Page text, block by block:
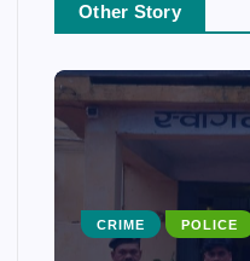
Other Story
CRIME POLICE